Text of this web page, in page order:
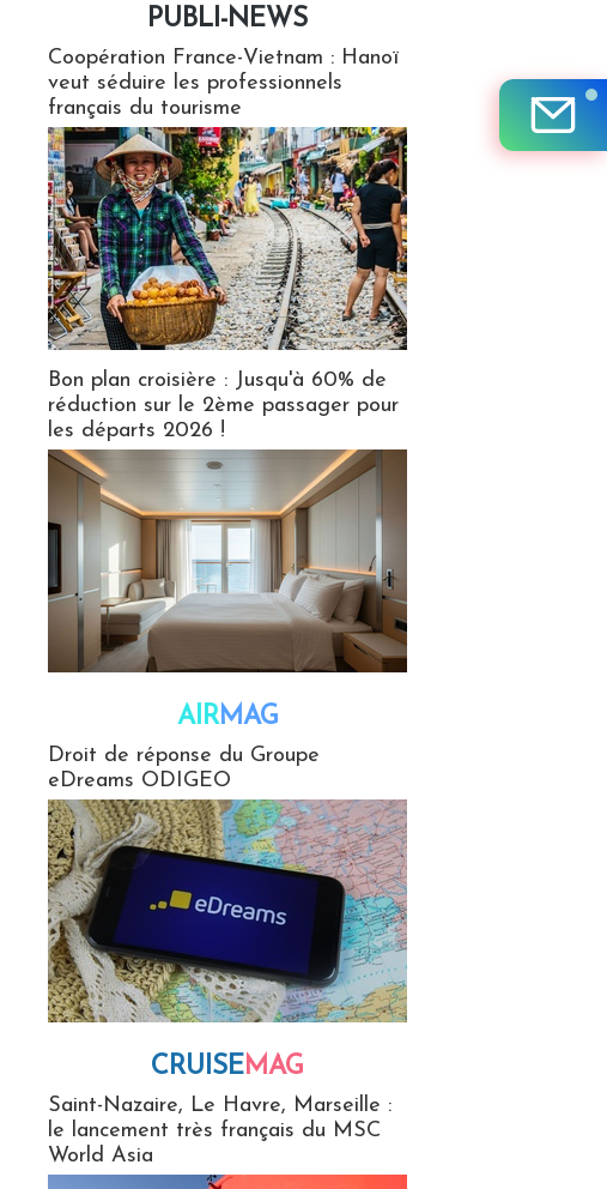
PUBLI-NEWS
Coopération France-Vietnam : Hanoï
veut séduire les professionnels
français du tourisme
Bon plan croisière : Jusqu'à 60% de
réduction sur le 2ème passager pour
les départs 2026 !
AIRMAG
Droit de réponse du Groupe
eDreams ODIGEO
CRUISEMAG
Saint-Nazaire, Le Havre, Marseille :
le lancement très français du MSC
World Asia